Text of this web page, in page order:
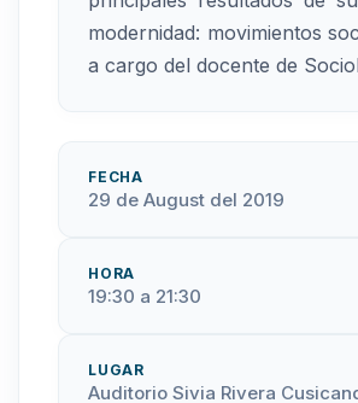
modernidad: movimientos
a cargo del docente de
FECHA
29 de August del 2019
HORA
19:30 a 21:30
LUGAR
Auditorio Sivia Rivera